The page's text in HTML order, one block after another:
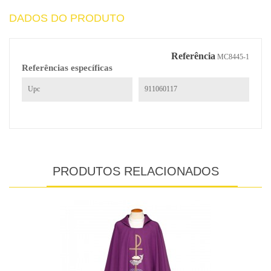
DADOS DO PRODUTO
Referência MC8445-1
Referências específicas
Upc 911060117
PRODUTOS RELACIONADOS